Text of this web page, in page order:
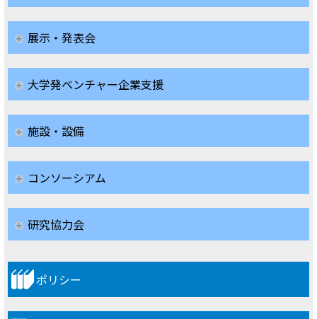
展示・発表会
大学発ベンチャー企業支援
施設・設備
コンソーシアム
研究協力会
ポリシー